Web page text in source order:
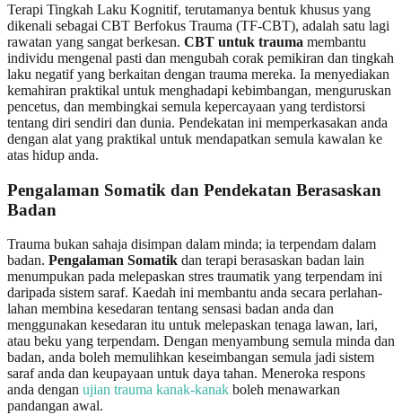
Terapi Tingkah Laku Kognitif, terutamanya bentuk khusus yang
dikenali sebagai CBT Berfokus Trauma (TF-CBT), adalah satu lagi
rawatan yang sangat berkesan. CBT untuk trauma membantu
individu mengenal pasti dan mengubah corak pemikiran dan tingkah
laku negatif yang berkaitan dengan trauma mereka. Ia menyediakan
kemahiran praktikal untuk menghadapi kebimbangan, menguruskan
pencetus, dan membingkai semula kepercayaan yang terdistorsi
tentang diri sendiri dan dunia. Pendekatan ini memperkasakan anda
dengan alat yang praktikal untuk mendapatkan semula kawalan ke
atas hidup anda.
Pengalaman Somatik dan Pendekatan Berasaskan
Badan
Trauma bukan sahaja disimpan dalam minda; ia terpendam dalam
badan. Pengalaman Somatik dan terapi berasaskan badan lain
menumpukan pada melepaskan stres traumatik yang terpendam ini
daripada sistem saraf. Kaedah ini membantu anda secara perlahan-
lahan membina kesedaran tentang sensasi badan anda dan
menggunakan kesedaran itu untuk melepaskan tenaga lawan, lari,
atau beku yang terpendam. Dengan menyambung semula minda dan
badan, anda boleh memulihkan keseimbangan semula jadi sistem
saraf anda dan keupayaan untuk daya tahan. Meneroka respons
anda dengan ujian trauma kanak-kanak boleh menawarkan
pandangan awal.